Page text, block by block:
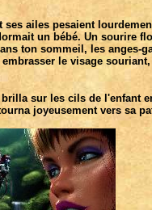
ailes pesaient
un bébé. Un sourire
ton sommeil, les
le visage
sur les cils de
joyeusement vers sa